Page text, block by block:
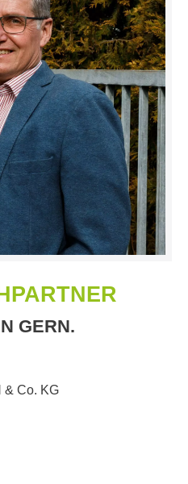
GERN.
& Co. KG